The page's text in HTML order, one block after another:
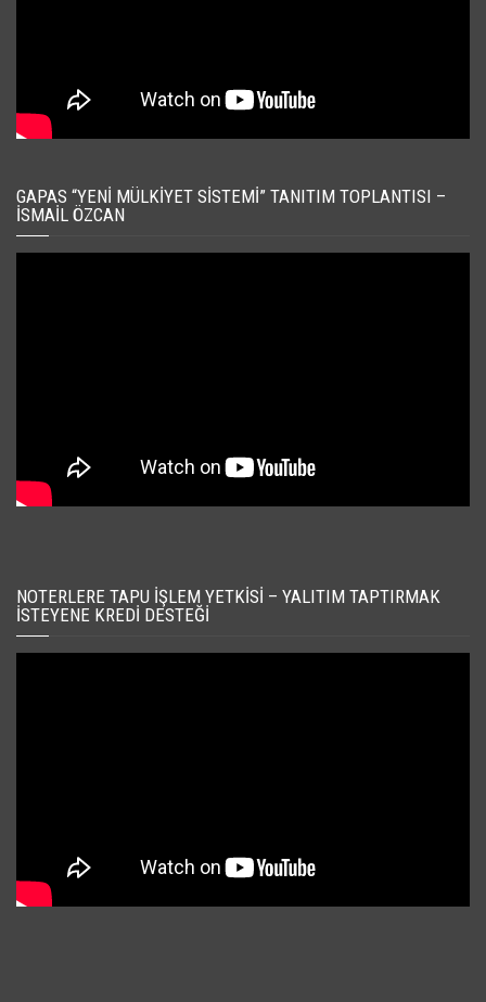
GAPAS “YENI MÜLKIYET SISTEMI” TANITIM TOPLANTISI –
İSMAIL ÖZCAN
NOTERLERE TAPU İŞLEM YETKISI – YALITIM TAPTIRMAK
İSTEYENE KREDI DESTEĞI